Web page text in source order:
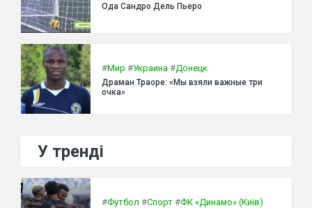
Ода Сандро Дель Пьеро
#Мир #Украина #Донецк
Драман Траоре: «Мы взяли важные три
очка»
У тренді
#Футбол #Спорт #ФК «Динамо» (Київ)